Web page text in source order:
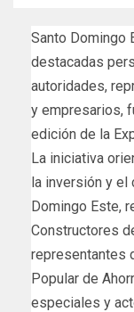
Santo Domingo
destacadas
autoridades,
y empresarios,
edición de la
La iniciativa
la inversión y el
Domingo Este,
Constructores
representantes
Popular de
especiales y